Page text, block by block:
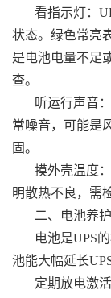
看指示灯：
状态。绿色常亮
是电池电量不足
查。
听运行声音
常噪音，可能是
固。
摸外壳温度
明散热不良，需
二、电池养护
电池是UPS
池能大幅延长
定期放电激